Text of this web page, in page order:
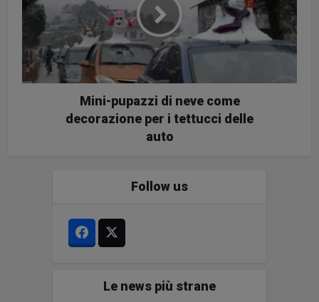
Mini-pupazzi di neve come
decorazione per i tettucci delle
auto
Follow us
Le news più strane